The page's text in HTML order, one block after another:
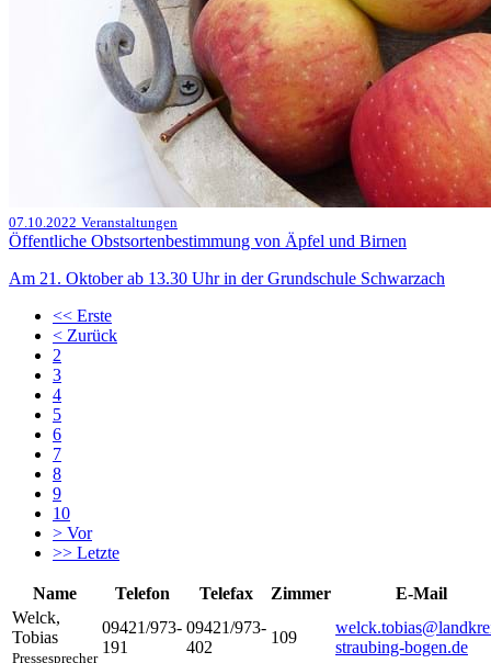
07.10.2022 Veranstaltungen
Öffentliche Obstsortenbestimmung von Äpfel und Birnen
Am 21. Oktober ab 13.30 Uhr in der Grundschule Schwarzach
<< Erste
< Zurück
2
3
4
5
6
7
8
9
10
> Vor
>> Letzte
Name Telefon Telefax Zimmer
E-Mail
Welck,
Tobias
Pressesprecher
09421/973-
191
09421/973-
402
109
straubing-bogen.de